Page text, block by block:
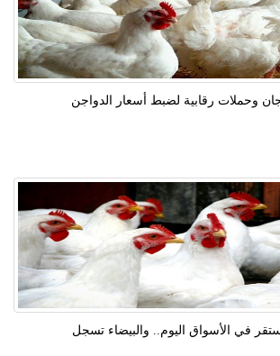
وحملات رقابية لضبط أسعار الدواجن
في الأسواق اليوم.. والبيضاء تسجل